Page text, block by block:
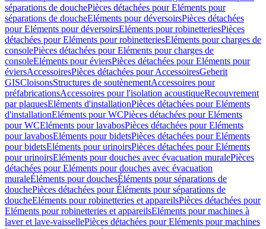
séparations de douchePièces détachées pour Eléments pour
séparations de doucheEléments pour déversoirsPièces détachées
pour Eléments pour déversoirsEléments pour robinetteriesPièces
détachées pour Eléments pour robinetteriesEléments pour charges de
consolePièces détachées pour Eléments pour charges de
consoleEléments pour éviersPièces détachées pour Eléments pour
éviersAccessoiresPièces détachées pour AccessoiresGeberit
GISCloisonsStructures de soutènementAccessoires pour
préfabricationsAccessoires pour l'isolation acoustiqueRecouvrement
par plaquesEléments d'installationPièces détachées pour Eléments
d'installationEléments pour WCPièces détachées pour Eléments
pour WCEléments pour lavabosPièces détachées pour Eléments
pour lavabosEléments pour bidetsPièces détachées pour Eléments
pour bidetsEléments pour urinoirsPièces détachées pour Eléments
pour urinoirsEléments pour douches avec évacuation muralePièces
détachées pour Eléments pour douches avec évacuation
muraleÉléments pour douchesÉléments pour séparations de
douchePièces détachées pour Éléments pour séparations de
doucheEléments pour robinetteries et appareilsPièces détachées pour
Eléments pour robinetteries et appareilsEléments pour machines à
laver et lave-vaissellePièces détachées pour Eléments pour machines